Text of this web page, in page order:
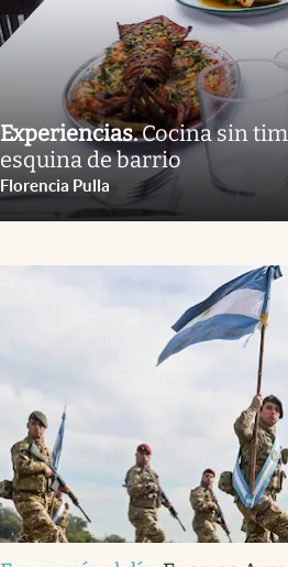
Experiencias.Cocina sin
esquina de barrio
Florencia Pulla